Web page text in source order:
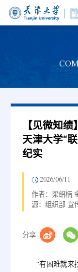
【见微知
天津大学“
纪实
2026/06/11
作者：梁绍楠
源：组织部 宣
分享
“有困难就来